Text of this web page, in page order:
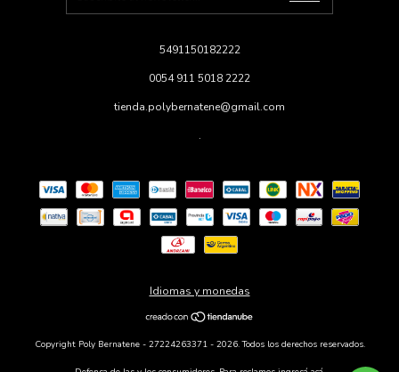
5491150182222
0054 911 5018 2222
tienda.polybernatene@gmail.com
.
Idiomas y monedas
Copyright Poly Bernatene - 27224263371 - 2026. Todos los derechos reservados.